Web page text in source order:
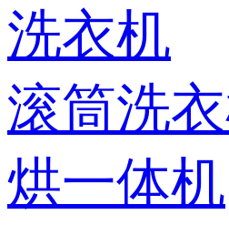
洗衣机
滚筒洗
烘一体机